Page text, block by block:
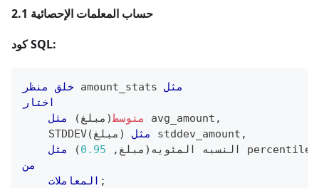
2.1 حساب المعلمات الإحصائية
كود SQL:
خلق منظر amount_stats مثل
اختار
متوسط( مبلغ) مثل avg_amount ,
    STDDEV
(مبلغ ) مثل stddev_amount ,
    النسبه المئويه
( مبلغ ,
0.95
) مثل
من
المعاملات ;